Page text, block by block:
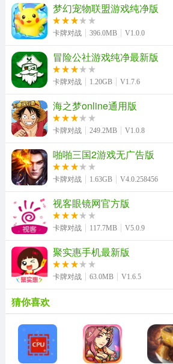
梦幻宠物联盟游戏纯净版
卡牌对战 396.0MB V1.0.0
冒险公社游戏纯净最新版
卡牌对战 1.20GB V1.7.6
海之梦online通用版
卡牌对战 249.2MB V1.0.8
啪啪三国2游戏无广告版
卡牌对战 1.63GB V4.0.258456
视客眼镜网官方版
卡牌对战 117.7MB V5.0.9
聚实惠手机最新版
卡牌对战 63.0MB V1.6.5
猜你喜欢